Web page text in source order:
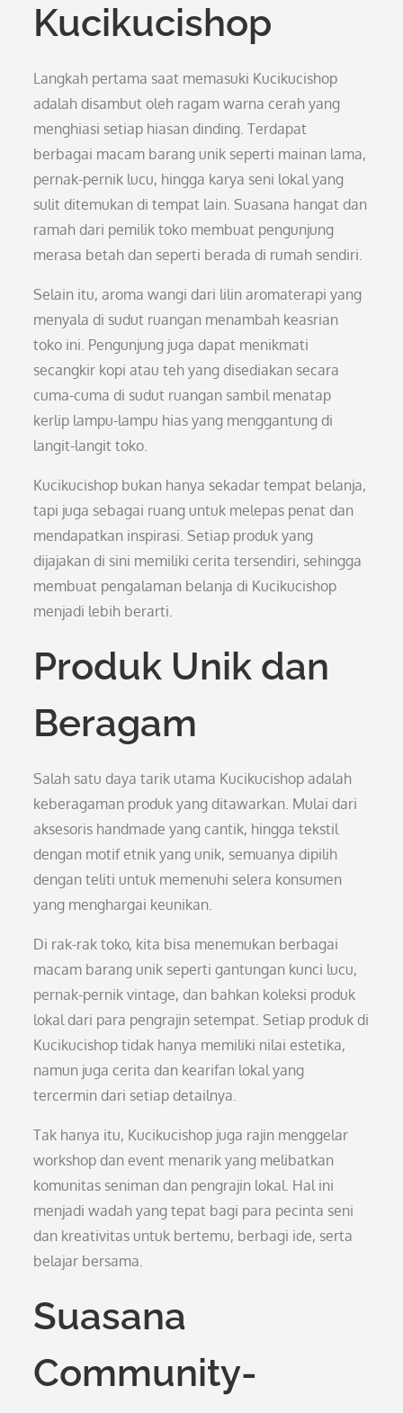
Kucikucishop
Langkah pertama saat memasuki Kucikucishop
adalah disambut oleh ragam warna cerah yang
menghiasi setiap hiasan dinding. Terdapat
berbagai macam barang unik seperti mainan lama,
pernak-pernik lucu, hingga karya seni lokal yang
sulit ditemukan di tempat lain. Suasana hangat dan
ramah dari pemilik toko membuat pengunjung
merasa betah dan seperti berada di rumah sendiri.
Selain itu, aroma wangi dari lilin aromaterapi yang
menyala di sudut ruangan menambah keasrian
toko ini. Pengunjung juga dapat menikmati
secangkir kopi atau teh yang disediakan secara
cuma-cuma di sudut ruangan sambil menatap
kerlip lampu-lampu hias yang menggantung di
langit-langit toko.
Kucikucishop bukan hanya sekadar tempat belanja,
tapi juga sebagai ruang untuk melepas penat dan
mendapatkan inspirasi. Setiap produk yang
dijajakan di sini memiliki cerita tersendiri, sehingga
membuat pengalaman belanja di Kucikucishop
menjadi lebih berarti.
Produk Unik dan
Beragam
Salah satu daya tarik utama Kucikucishop adalah
keberagaman produk yang ditawarkan. Mulai dari
aksesoris handmade yang cantik, hingga tekstil
dengan motif etnik yang unik, semuanya dipilih
dengan teliti untuk memenuhi selera konsumen
yang menghargai keunikan.
Di rak-rak toko, kita bisa menemukan berbagai
macam barang unik seperti gantungan kunci lucu,
pernak-pernik vintage, dan bahkan koleksi produk
lokal dari para pengrajin setempat. Setiap produk di
Kucikucishop tidak hanya memiliki nilai estetika,
namun juga cerita dan kearifan lokal yang
tercermin dari setiap detailnya.
Tak hanya itu, Kucikucishop juga rajin menggelar
workshop dan event menarik yang melibatkan
komunitas seniman dan pengrajin lokal. Hal ini
menjadi wadah yang tepat bagi para pecinta seni
dan kreativitas untuk bertemu, berbagi ide, serta
belajar bersama.
Suasana
Community-